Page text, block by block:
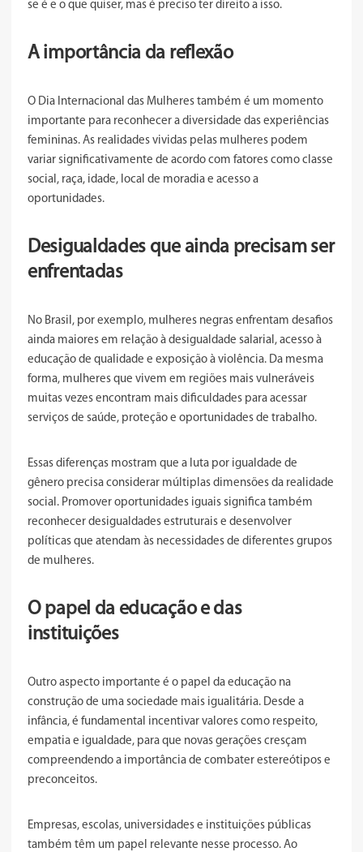
se é e o que quiser, mas é preciso ter direito a isso.
A importância da reflexão
O Dia Internacional das Mulheres também é um momento
importante para reconhecer a diversidade das experiências
femininas. As realidades vividas pelas mulheres podem
variar significativamente de acordo com fatores como classe
social, raça, idade, local de moradia e acesso a
oportunidades.
Desigualdades que ainda precisam ser
enfrentadas
No Brasil, por exemplo, mulheres negras enfrentam desafios
ainda maiores em relação à desigualdade salarial, acesso à
educação de qualidade e exposição à violência. Da mesma
forma, mulheres que vivem em regiões mais vulneráveis
muitas vezes encontram mais dificuldades para acessar
serviços de saúde, proteção e oportunidades de trabalho.
Essas diferenças mostram que a luta por igualdade de
gênero precisa considerar múltiplas dimensões da realidade
social. Promover oportunidades iguais significa também
reconhecer desigualdades estruturais e desenvolver
políticas que atendam às necessidades de diferentes grupos
de mulheres.
O papel da educação e das
instituições
Outro aspecto importante é o papel da educação na
construção de uma sociedade mais igualitária. Desde a
infância, é fundamental incentivar valores como respeito,
empatia e igualdade, para que novas gerações cresçam
compreendendo a importância de combater estereótipos e
preconceitos.
Empresas, escolas, universidades e instituições públicas
também têm um papel relevante nesse processo. Ao